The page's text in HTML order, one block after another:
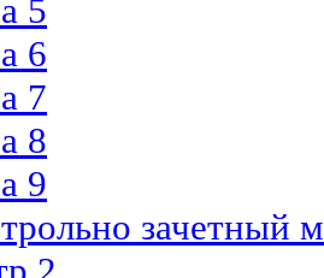
5
6
7
8
9
зачетный